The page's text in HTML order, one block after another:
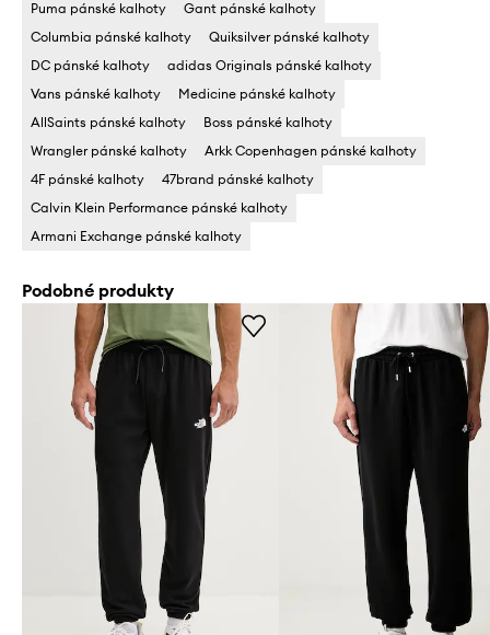
Puma pánské kalhoty
Gant pánské kalhoty
Columbia pánské kalhoty
Quiksilver pánské kalhoty
DC pánské kalhoty
adidas Originals pánské kalhoty
Vans pánské kalhoty
Medicine pánské kalhoty
AllSaints pánské kalhoty
Boss pánské kalhoty
Wrangler pánské kalhoty
Arkk Copenhagen pánské kalhoty
4F pánské kalhoty
47brand pánské kalhoty
Calvin Klein Performance pánské kalhoty
Armani Exchange pánské kalhoty
Podobné produkty